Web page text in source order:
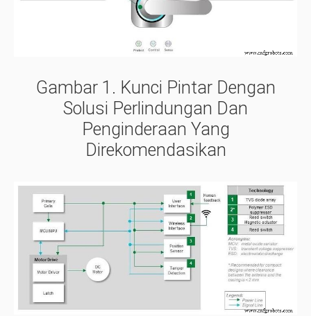
Gambar 1. Kunci Pintar Dengan
Solusi Perlindungan Dan
Penginderaan Yang
Direkomendasikan